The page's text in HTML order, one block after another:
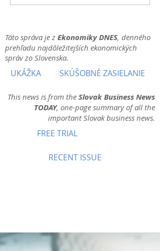
Táto správa je z Ekonomiky DNES, denného
prehľadu najdôležitejších ekonomických
správ zo Slovenska.
UKÁŽKA SKÚŠOBNÉ ZASIELANIE
This news is from the Slovak Business News
TODAY, one-page summary of all the
important Slovak business news.
FREE TRIAL
RECENT ISSUE